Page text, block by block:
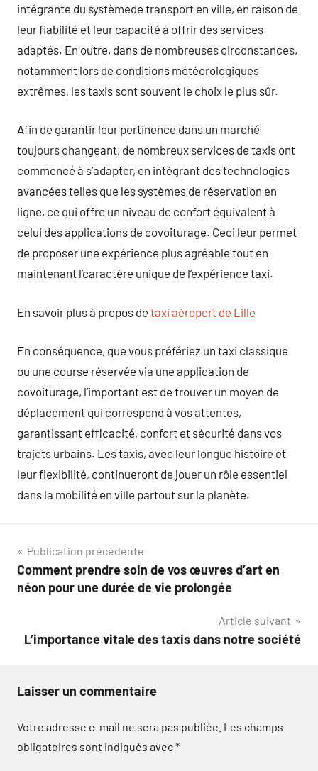
intégrante du systèmede transport en ville, en raison de
leur fiabilité et leur capacité à offrir des services
adaptés. En outre, dans de nombreuses circonstances,
notamment lors de conditions météorologiques
extrêmes, les taxis sont souvent le choix le plus sûr.
Afin de garantir leur pertinence dans un marché
toujours changeant, de nombreux services de taxis ont
commencé à s’adapter, en intégrant des technologies
avancées telles que les systèmes de réservation en
ligne, ce qui offre un niveau de confort équivalent à
celui des applications de covoiturage. Ceci leur permet
de proposer une expérience plus agréable tout en
maintenant l’caractère unique de l’expérience taxi.
En savoir plus à propos de taxi aéroport de Lille
En conséquence, que vous préfériez un taxi classique
ou une course réservée via une application de
covoiturage, l’important est de trouver un moyen de
déplacement qui correspond à vos attentes,
garantissant efficacité, confort et sécurité dans vos
trajets urbains. Les taxis, avec leur longue histoire et
leur flexibilité, continueront de jouer un rôle essentiel
dans la mobilité en ville partout sur la planète.
Navigation
de
Publication précédente
Comment prendre soin de vos œuvres d’art en
néon pour une durée de vie prolongée
Article suivant
L’importance vitale des taxis dans notre société
Laisser un commentaire
Votre adresse e-mail ne sera pas publiée. Les champs
obligatoires sont indiqués avec*